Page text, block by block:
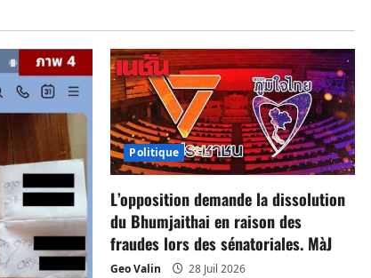
Politique
L’opposition demande la dissolution
du Bhumjaithai en raison des
fraudes lors des sénatoriales. MàJ
Geo Valin 28 Juil 2026